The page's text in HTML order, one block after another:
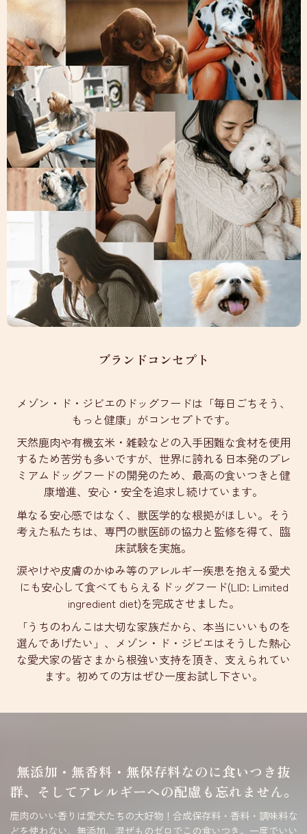
ブランドコンセプト
メゾン・ド・ジビエのドッグフードは「毎日ごちそう、
もっと健康」がコンセプトです。
天然鹿肉や有機玄米・雑穀などの入手困難な食材を使用
するため苦労も多いですが、世界に誇れる日本発のプレ
ミアムドッグフードの開発のため、最高の食いつきと健
康増進、安心・安全を追求し続けています。
単なる安心感ではなく、獣医学的な根拠がほしい。そう
考えた私たちは、専門の獣医師の協力と監修を得て、臨
床試験を実施。
涙やけや皮膚のかゆみ等のアレルギー疾患を抱える愛犬
にも安心して食べてもらえるドッグフード(LID: Limited
ingredient diet)を完成させました。
「うちのわんこは大切な家族だから、本当にいいものを
選んであげたい」、メゾン・ド・ジビエはそうした熱心
な愛犬家の皆さまから根強い支持を頂き、支えられてい
ます。初めての方はぜひ一度お試し下さい。
無添加・無香料・無保存料なのに食いつき抜
群、そしてアレルギーへの配慮も忘れません。
鹿肉のいい香りは愛犬たちの大好物！合成保存料・香料・調味料な
どを使わない、無添加、混ぜものゼロでこの食いつき。一度でいい